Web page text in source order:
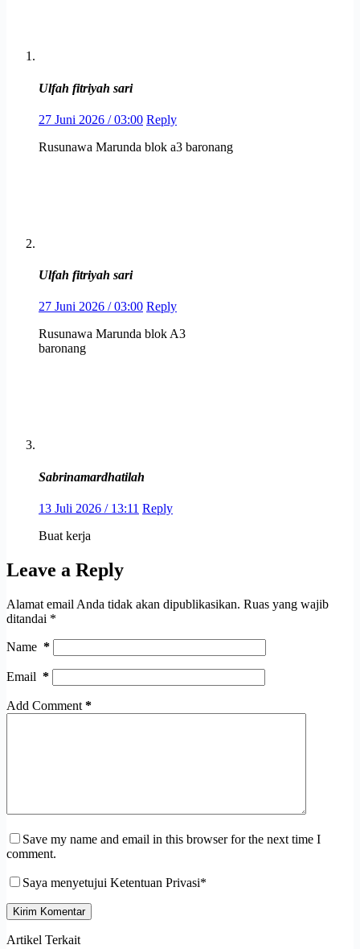
Ulfah fitriyah sari
27 Juni 2026 / 03:00 Reply
Rusunawa Marunda blok a3 baronang
Ulfah fitriyah sari
27 Juni 2026 / 03:00 Reply
Rusunawa Marunda blok A3
baronang
Sabrinamardhatilah
13 Juli 2026 / 13:11 Reply
Buat kerja
Leave a Reply
Alamat email Anda tidak akan dipublikasikan. Ruas yang wajib
ditandai *
Name *
Email *
Add Comment *
Save my name and email in this browser for the next time I
comment.
Saya menyetujui Ketentuan Privasi*
Kirim Komentar
Artikel Terkait